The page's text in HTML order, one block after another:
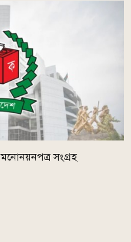
মনোনয়নপত্র সংগ্রহ